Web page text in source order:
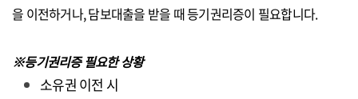
을 이전하거나, 담보대출을 받을 때 등기권리증이 필요합니다.
※등기권리증 필요한 상황
소유권 이전 시